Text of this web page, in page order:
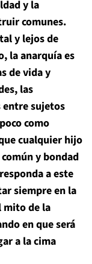
y la
comunes.
y lejos de
la anarquía es
de vida y
las
entre sujetos
como
cualquier hijo
y bondad
a este
siempre en la
mito de la
en que será
a la cima